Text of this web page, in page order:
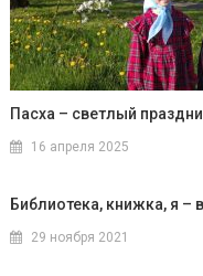
Пасха – светлый
16 апреля 2025
Библиотека, книжка, я –
29 ноября 2021